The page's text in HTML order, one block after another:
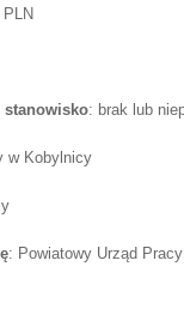
stanowisko: brak lub
w Kobylnicy
: Powiatowy Urząd